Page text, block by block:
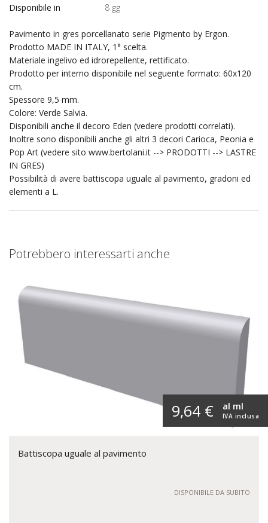
Disponibile in
8 gg
Pavimento in gres porcellanato serie Pigmento by Ergon.
Prodotto MADE IN ITALY, 1° scelta.
Materiale ingelivo ed idrorepellente, rettificato.
Prodotto per interno disponibile nel seguente formato: 60x120
cm.
Spessore 9,5 mm.
Colore: Verde Salvia.
Disponibili anche il decoro Eden (vedere prodotti correlati).
Inoltre sono disponibili anche gli altri 3 decori Carioca, Peonia e
Pop Art (vedere sito www.bertolani.it --> PRODOTTI --> LASTRE
IN GRES)
Possibilità di avere battiscopa uguale al pavimento, gradoni ed
elementi a L.
Potrebbero interessarti anche
9,64 € IVA inclusa
al ml
Battiscopa uguale al pavimento
DISPONIBILE DA SUBITO